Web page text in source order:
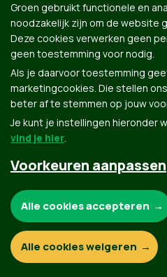
Groen.be
© Copyright Groen 2026 | Gemaakt met
Contact
Groen gebruikt functionele en
noodzakelijk zijn om de website
Deze cookies verwerken geen
geen toestemming voor nodig.
Als je daarvoor toestemming
marketingcookies. Die stellen
beter af te stemmen op jouw
Je kunt je instellingen hieronder
vind je hier.
Voorkeuren aanpassen
Functionele en analytische cookies:
Alle cookies accepteren
Alle cookies weigeren